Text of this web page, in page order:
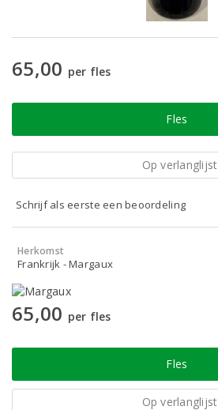
65,00 per fles
Fles
Op verlanglijst
Schrijf als eerste een beoordeling
Herkomst
Frankrijk - Margaux
65,00 per fles
Fles
Op verlanglijst